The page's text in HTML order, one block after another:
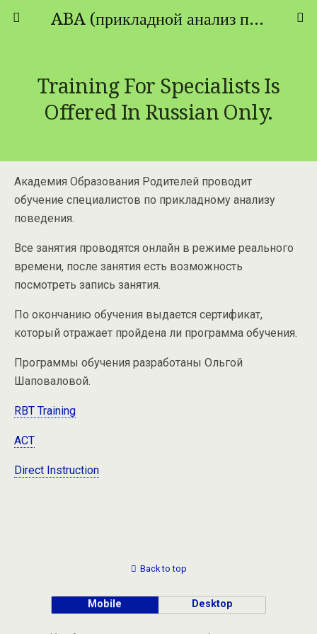
ABA (прикладной анализ поведения) - ТЕОРИЯ И ПРАКТИКА
Training For Specialists Is
Offered In Russian Only.
Академия Образования Родителей проводит
обучение специалистов по прикладному анализу
поведения.
Все занятия проводятся онлайн в режиме реального
времени, после занятия есть возможность
посмотреть запись занятия.
По окончанию обучения выдается сертификат,
который отражает пройдена ли программа обучения.
Программы обучения разработаны Ольгой
Шаповаловой.
RBT Training
ACT
Direct Instruction
Back to top
Mobile Desktop